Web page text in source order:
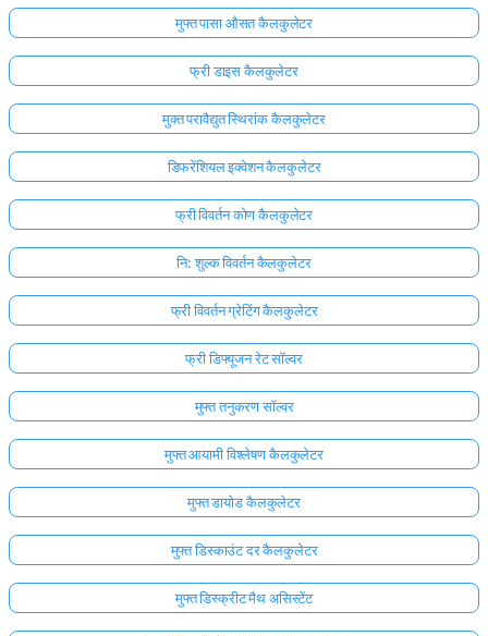
मुफ्त पासा औसत कैलकुलेटर
फ्री डाइस कैलकुलेटर
मुक्त परावैद्युत स्थिरांक कैलकुलेटर
डिफरेंशियल इक्वेशन कैलकुलेटर
फ्री विवर्तन कोण कैलकुलेटर
नि: शुल्क विवर्तन कैलकुलेटर
फ्री विवर्तन ग्रेटिंग कैलकुलेटर
फ्री डिफ्यूजन रेट सॉल्वर
मुफ्त तनुकरण सॉल्वर
मुफ्त आयामी विश्लेषण कैलकुलेटर
मुफ्त डायोड कैलकुलेटर
मुफ्त डिस्काउंट दर कैलकुलेटर
मुफ्त डिस्क्रीट मैथ असिस्टेंट